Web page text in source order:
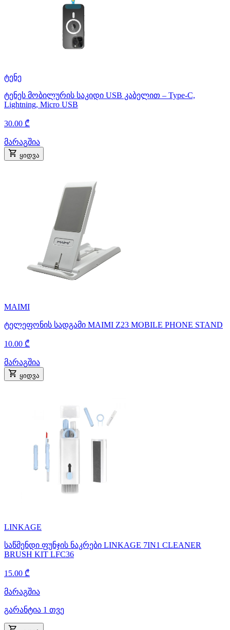
ტენე
ტენეს მობილურის საკიდი USB კაბელით – Type-C,
Lightning, Micro USB
30.00 ₾
მარაგშია
ყიდვა
MAIMI
ტელეფონის სადგამი MAIMI Z23 MOBILE PHONE STAND
10.00 ₾
მარაგშია
ყიდვა
LINKAGE
საწმენდი ფუნჯის ნაკრები LINKAGE 7IN1 CLEANER
BRUSH KIT LFC36
15.00 ₾
მარაგშია
გარანტია 1 თვე